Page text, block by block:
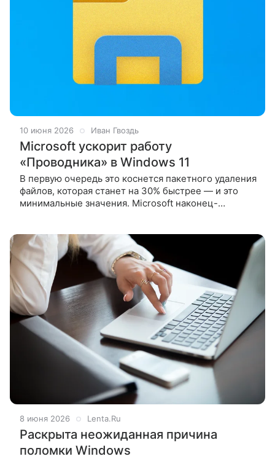
10 июня 2026 Иван Гвоздь
Microsoft ускорит работу
«Проводника» в Windows 11
В первую очередь это коснется пакетного удаления
файлов, которая станет на 30% быстрее — и это
минимальные значения. Microsoft наконец-
8 июня 2026 Lenta.Ru
Раскрыта неожиданная причина
поломки Windows